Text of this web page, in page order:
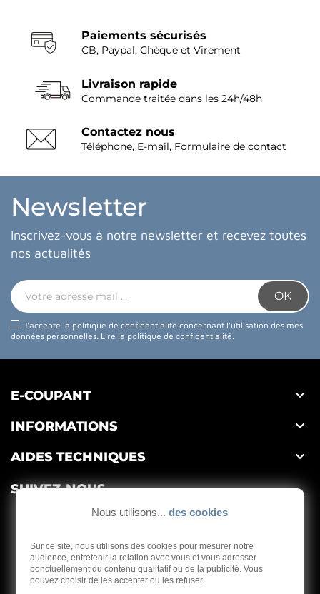
Paiements sécurisés
CB, Paypal, Chèque et Virement
Livraison rapide
Commande traitée dans les 24h/48h
Contactez nous
Téléphone, E-mail, Formulaire de contact
Newsletter
Inscrivez-vous à notre newsletter et recevez toutes
nos actualités
J'accepte la politique de confidentialité concernant l'utilisation des mes
données personnelles. Lire la politique de confidentialité.
E-COUPANT 
INFORMATIONS 
AIDES TECHNIQUES 
SUIVEZ-NOUS
Depuis 1959
Nous utilisons... des cookies
Sur ce site, nous utilisons des cookies pour mesurer notre
audience, entretenir la relation avec vous et vous adresser
ponctuellement du contenu qualitatif ou de la publicité. Vous
pouvez choisir de les accepter ou les refuser.